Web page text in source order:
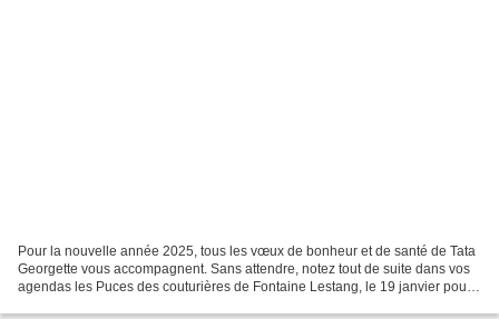
Pour la nouvelle année 2025, tous les vœux de bonheur et de santé de Tata
Georgette vous accompagnent. Sans attendre, notez tout de suite dans vos
agendas les Puces des couturières de Fontaine Lestang, le 19 janvier pour